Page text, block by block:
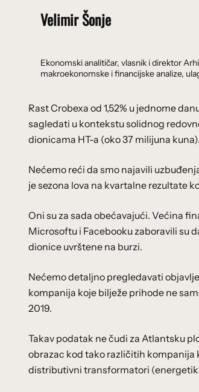
Velimir Šonje
Ekonomski analitičar, vlasnik i direktor
makroekonomske i financijske analize,
Rast Crobexa od 1,52% u jednome
sagledati u kontekstu solidnog
dionicama HT-a (oko 37 milijuna kuna).
Nećemo reći da smo najavili
je sezona lova na kvartalne rezultate
Oni su za sada obećavajući. Većina
Microsoftu i Facebooku zaboravili su
dionice uvrštene na burzi.
Nećemo detaljno pregledavati
kompanija koje bilježe prihode ne
2019.
Takav podatak ne čudi za Atlantsku
obrazac kod tako različitih
distributivni transformatori